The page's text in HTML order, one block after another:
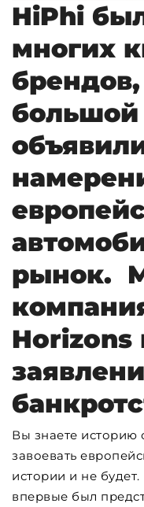
HiPhi
многих
рынок.
Horizons
Вы знаете историю
завоевать
истории и не
впервые был